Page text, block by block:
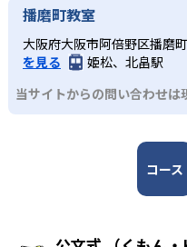
播磨町教室
大阪府大阪市阿倍野区播磨
を見る
姫松、北畠駅
当サイトからの問い合わせは
コース